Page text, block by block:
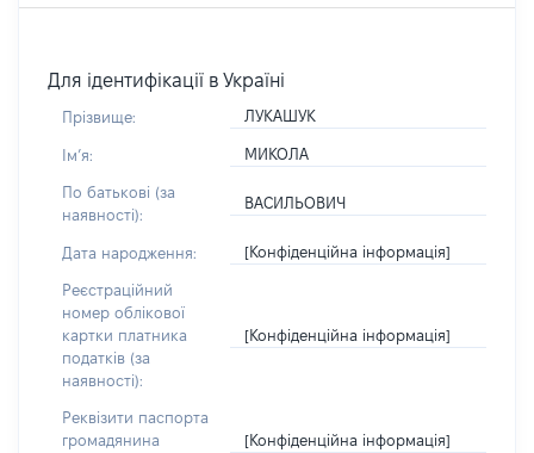
Для ідентифікації в Україні
Прізвище: ЛУКАШУК
Імʼя: МИКОЛА
По батькові (за
наявності):
ВАСИЛЬОВИЧ
Дата народження: [Конфіденційна інформація]
Реєстраційний
номер облікової
картки платника
податків (за
наявності):
[Конфіденційна інформація]
Реквізити паспорта
громадянина
[Конфіденційна інформація]